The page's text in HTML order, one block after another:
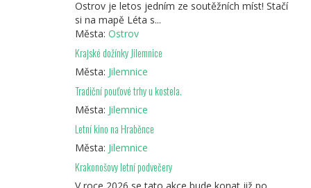
Ostrov je letos jedním ze soutěžních míst! Stačí
si na mapě Léta s...
Města: Ostrov
Krajské dožínky Jilemnice
Města: Jilemnice
Tradiční pouťové trhy u kostela.
Města: Jilemnice
Letní kino na Hraběnce
Města: Jilemnice
Krakonošovy letní podvečery